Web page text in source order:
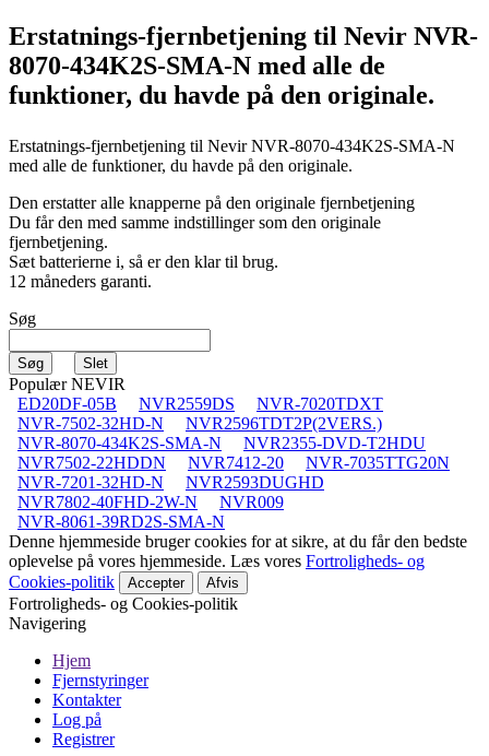
Erstatnings-fjernbetjening til Nevir NVR-
8070-434K2S-SMA-N med alle de
funktioner, du havde på den originale.
Erstatnings-fjernbetjening til Nevir NVR-8070-434K2S-SMA-N
med alle de funktioner, du havde på den originale.
Den erstatter alle knapperne på den originale fjernbetjening
Du får den med samme indstillinger som den originale
fjernbetjening.
Sæt batterierne i, så er den klar til brug.
12 måneders garanti.
Søg
Populær NEVIR
ED20DF-05B
NVR2559DS
NVR-7020TDXT
NVR-7502-32HD-N
NVR2596TDT2P(2VERS.)
NVR-8070-434K2S-SMA-N
NVR2355-DVD-T2HDU
NVR7502-22HDDN
NVR7412-20
NVR-7035TTG20N
NVR-7201-32HD-N
NVR2593DUGHD
NVR7802-40FHD-2W-N
NVR009
NVR-8061-39RD2S-SMA-N
Denne hjemmeside bruger cookies for at sikre, at du får den bedste
oplevelse på vores hjemmeside. Læs vores Fortroligheds- og
Cookies-politik
Accepter Afvis
Fortroligheds- og Cookies-politik
Navigering
Hjem
Fjernstyringer
Kontakter
Log på
Registrer